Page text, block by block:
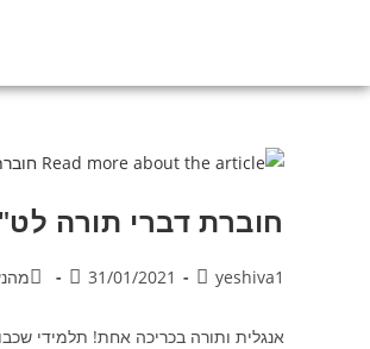
חוברת דברי תורה
yeshiva1
31/01/2021
אנגלית ותורה בכריכה אחת! תלמידי